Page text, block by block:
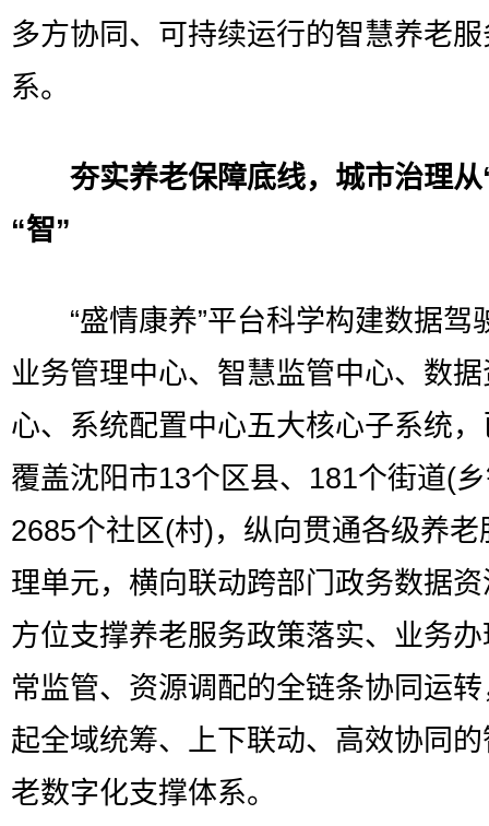
多方协同、可持续运行的智慧养老
系。
夯实养老保障底线，城市治理从
“智”
“盛情康养”平台科学构建数据驾
业务管理中心、智慧监管中心、数
心、系统配置中心五大核心子系统
覆盖沈阳市13个区县、181个街道(
2685个社区(村)，纵向贯通各级养老
理单元，横向联动跨部门政务数据
方位支撑养老服务政策落实、业务
常监管、资源调配的全链条协同运
起全域统筹、上下联动、高效协同
老数字化支撑体系。